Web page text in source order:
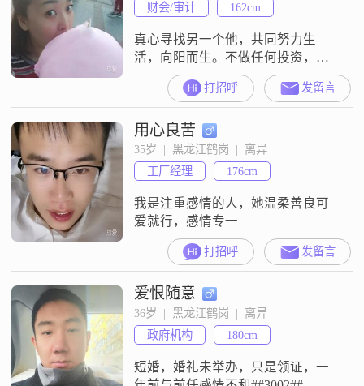
财会/审计
162cm
真心寻找另一个他，共同努力生
活，向阳而生。不做任何投资，太
个性的也不要来了，无福消受。非
诚勿扰。
打招呼 发留言
用心良苦
35岁  |  黑龙江鹤岗  |  离异
工厂经理
176cm
我是注重感情的人，她温柔善良可
爱就行，感情专一
打招呼 发留言
爱恨随意
36岁  |  黑龙江鹤岗  |  离异
政府机构
180cm
短婚，婚礼未举办，只是领证，一